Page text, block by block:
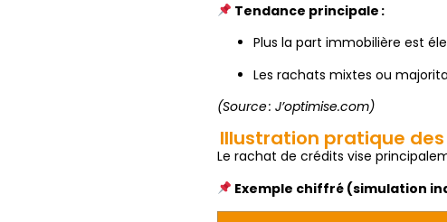
Tendance principale :
Plus la part immobilière est
Les rachats mixtes ou
(Source : J’optimise.com)
Illustration pratique
Le rachat de crédits vise
Exemple chiffré (simulation